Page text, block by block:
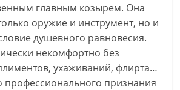
главным козырем. Она
оружие и инструмент, но и
душевного равновесия.
некомфортно без
ухаживаний, флирта…
профессионального признания